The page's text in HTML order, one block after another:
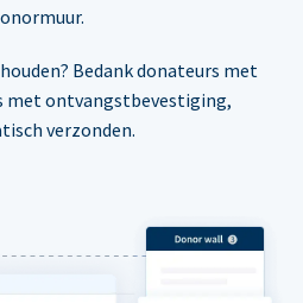
Bedank donateurs met
met ontvangstbevestiging,
verzonden.